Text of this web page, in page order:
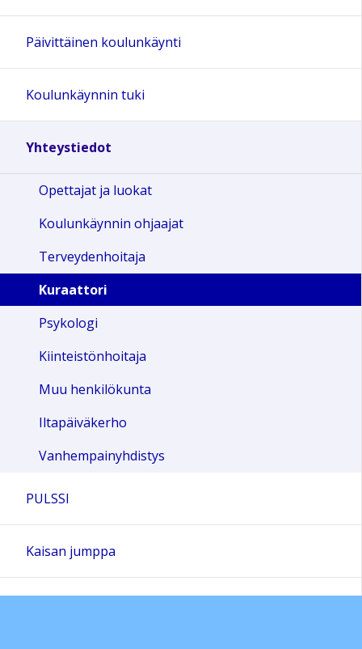
Päivittäinen koulunkäynti
Koulunkäynnin tuki
Yhteystiedot
Opettajat ja luokat
Koulunkäynnin ohjaajat
Terveydenhoitaja
Kuraattori
Psykologi
Kiinteistönhoitaja
Muu henkilökunta
Iltapäiväkerho
Vanhempainyhdistys
PULSSI
Kaisan jumppa